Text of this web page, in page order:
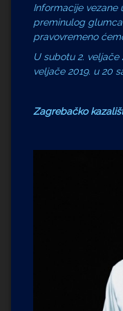
Informacije vezane
preminulog
pravovremeno
U subotu 2. veljače
veljače 2019. u 20
Zagrebačko